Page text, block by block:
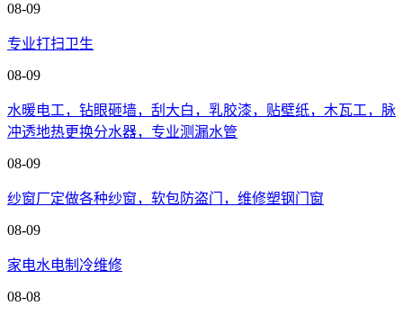
08-09
专业打扫卫生
08-09
水暖电工，钻眼砸墙，刮大白，乳胶漆，贴壁纸，木瓦工，脉
冲透地热更换分水器，专业测漏水管
08-09
纱窗厂定做各种纱窗，软包防盗门，维修塑钢门窗
08-09
家电水电制冷维修
08-08